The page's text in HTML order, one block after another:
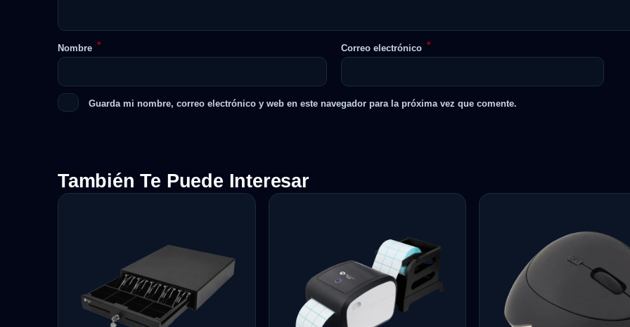
Nombre * Correo electrónico *
Guarda mi nombre, correo electrónico y web en este navegador para la próxima vez que comente.
También Te Puede Interesar